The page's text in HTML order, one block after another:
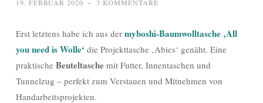
19. FEBRUAR 2020 ~ 3 KOMMENTARE
Erst letztens habe ich aus der myboshi-Baumwolltasche ‚All
you need is Wolle‘ die Projekttasche ‚Abies‘ genäht. Eine
praktische Beuteltasche mit Futter, Innentaschen und
Tunnelzug – perfekt zum Verstauen und Mitnehmen von
Handarbeitsprojekten.